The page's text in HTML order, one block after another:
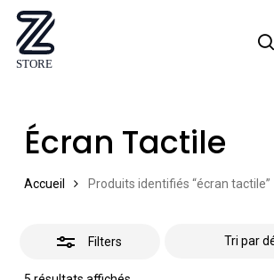
Skip
main
Écran Tactile
Accueil Produits identifiés “écran tactile”
Filters Tri par